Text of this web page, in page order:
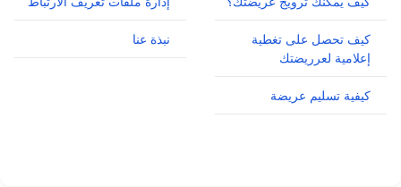
كيف تحصل على تغطية
إعلامية لعرريضتك
كيفية تسليم عريضة
نبذة عنا